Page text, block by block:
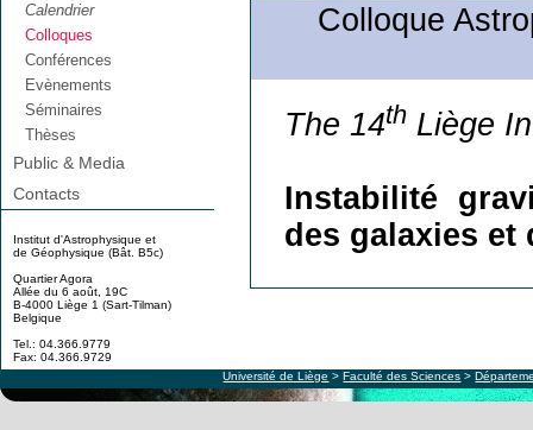
Calendrier
Colloques
Conférences
Evènements
Séminaires
Thèses
Public & Media
Contacts
Institut d'Astrophysique et
de Géophysique (Bât. B5c)
Quartier Agora
Allée du 6 août, 19C
B-4000 Liège 1 (Sart-Tilman)
Belgique
Tel.: 04.366.9779
Fax: 04.366.9729
Colloque
The 14th Liège
Instabilité
des galaxies
Université de Liège >Faculté des Sciences >